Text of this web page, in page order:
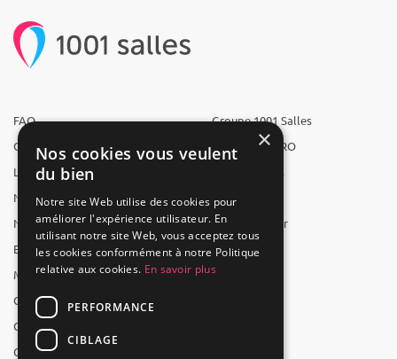
FAQ
Qui sommes-nous ?
L'équipe
Nous recrutons
Nos partenaires
Espace presse
Mentions légales
CGV
CGU
Contact
Groupe 1001 Salles
1001 Salles PRO
1001 Traiteurs
1001 Artistes
Reserverunbar
MP2
×
Nos cookies vous veulent
du bien
Notre site Web utilise des cookies pour
améliorer l'expérience utilisateur. En
utilisant notre site Web, vous acceptez tous
les cookies conformément à notre Politique
relative aux cookies. En savoir plus
PERFORMANCE
CIBLAGE